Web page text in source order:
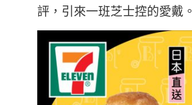
評，引來一班芝士控的愛戴。